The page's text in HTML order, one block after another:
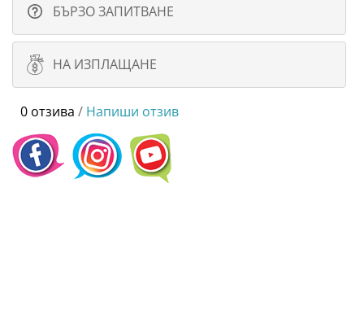
БЪРЗО ЗАПИТВАНЕ
НА ИЗПЛАЩАНЕ
0 отзива / Напиши отзив